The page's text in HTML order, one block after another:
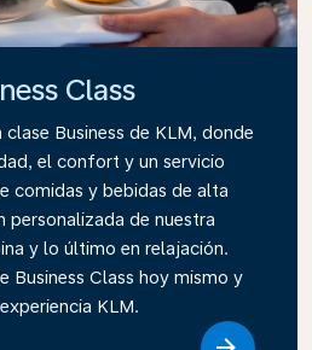
Class
Business de KLM, donde
el confort y un servicio
comidas y bebidas de alta
personalizada de nuestra
y lo último en relajación.
Business Class hoy mismo y
KLM.